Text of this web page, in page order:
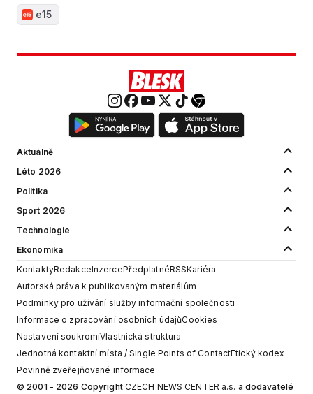
e15
Aktuálně
Léto 2026
Politika
Sport 2026
Technologie
Ekonomika
KontaktyRedakceInzercePředplatnéRSSKariéra
Autorská práva k publikovaným materiálům
Podmínky pro užívání služby informační společnosti
Informace o zpracování osobních údajůCookies
Nastavení soukromíVlastnická struktura
Jednotná kontaktní místa / Single Points of ContactEtický kodex
Povinně zveřejňované informace
© 2001 - 2026 Copyright CZECH NEWS CENTER a.s. a dodavatelé